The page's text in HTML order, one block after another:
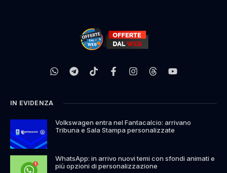
IN EVIDENZA
Volkswagen entra nel Fantacalcio: arrivano
Tribuna e Sala Stampa personalizzate
WhatsApp: in arrivo nuovi temi con sfondi animati e
più opzioni di personalizzazione